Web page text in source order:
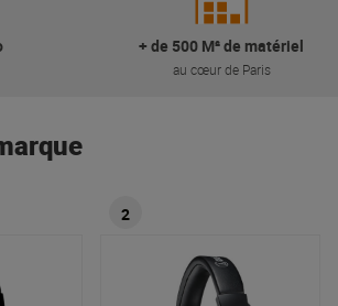
+ de 500 M² de matériel
au cœur de Paris
2